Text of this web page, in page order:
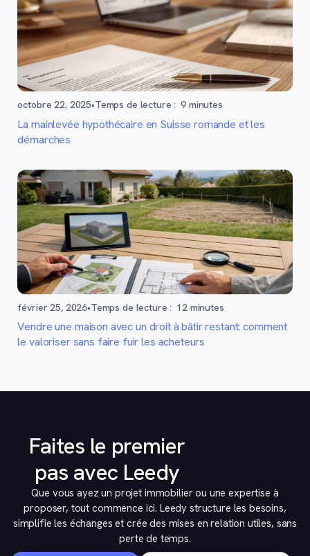
octobre 22, 2025•Temps de lecture : 9 minutes
La mainlevée hypothécaire en Suisse romande et les
démarches
février 25, 2026•Temps de lecture : 12minutes
Vendre une maison avec un droit à bâtir restant: comment
le valoriser sans faire fuir les acheteurs
Faites le premier
pas avec Leedy
Que vous ayez un projet immobilier ou une expertise à
proposer, tout commence ici. Leedy structure les besoins,
simplifie les échanges et crée des mises en relation utiles, sans
perte de temps.